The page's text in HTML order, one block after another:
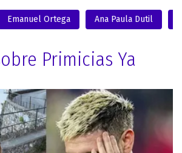
Emanuel Ortega Ana Paula Dutil
Primicias Ya